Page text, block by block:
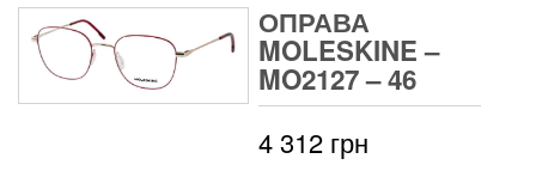
ОПРАВА
MOLESKINE –
MO2127 – 46
4 312 грн